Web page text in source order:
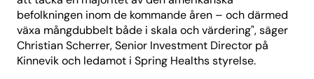
befolkningen inom de kommande åren – och därmed
växa mångdubbelt både i skala och värdering", säger
Christian Scherrer, Senior Investment Director på
Kinnevik och ledamot i Spring Healths styrelse.